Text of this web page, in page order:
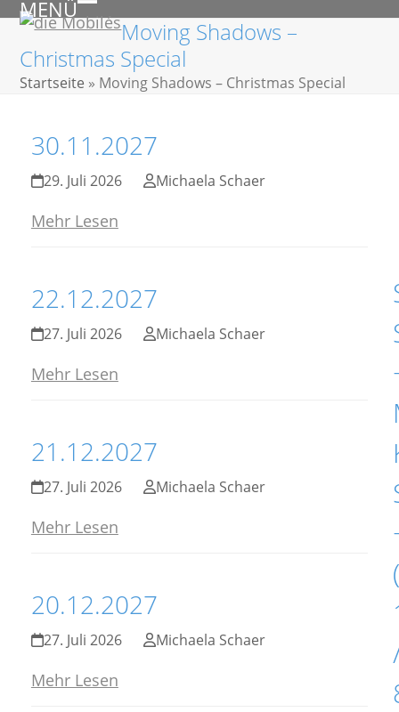
Skip
content
MENÜ
Open
mobile
menu
Close
mobile
menu
Moving Shadows –
Christmas Special
Startseite » Moving Shadows – Christmas Special
30.11.2027
29. Juli 2026 Michaela Schaer
Mehr Lesen
22.12.2027
27. Juli 2026 Michaela Schaer
Mehr Lesen
21.12.2027
27. Juli 2026 Michaela Schaer
Mehr Lesen
20.12.2027
27. Juli 2026 Michaela Schaer
Mehr Lesen